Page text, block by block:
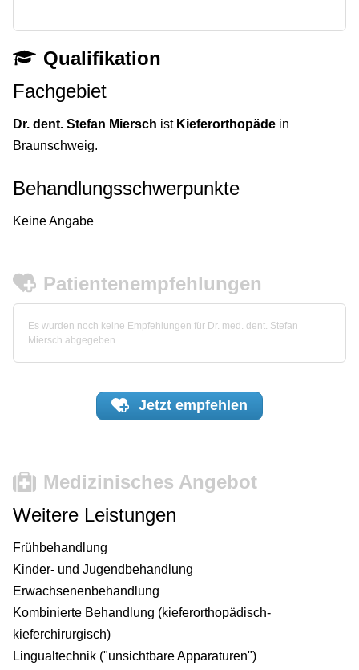
Qualifikation
Fachgebiet
Dr. dent. Stefan Miersch ist Kieferorthopäde in
Braunschweig.
Behandlungsschwerpunkte
Keine Angabe
Patientenempfehlungen
Es wurden noch keine Empfehlungen für Dr. med. dent. Stefan
Miersch abgegeben.
Jetzt empfehlen
Medizinisches Angebot
Weitere Leistungen
Frühbehandlung
Kinder- und Jugendbehandlung
Erwachsenenbehandlung
Kombinierte Behandlung (kieferorthopädisch-
kieferchirurgisch)
Lingualtechnik ("unsichtbare Apparaturen")